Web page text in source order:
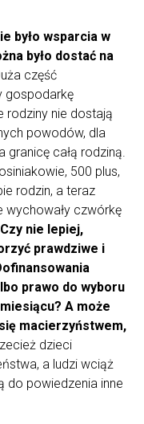
było wsparcia w
było dostać na
część
gospodarkę
rodziny nie dostają
powodów, dla
całą rodziną.
500 plus,
rodzin, a teraz
wychowały czwórkę
nie lepiej,
prawdziwe i
prawo do wyboru
A może
macierzyństwem,
dzieci
a ludzi wciąż
do powiedzenia inne